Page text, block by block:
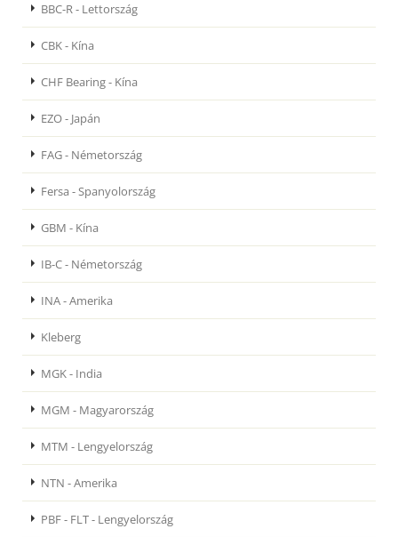
BBC-R - Lettország
CBK - Kína
CHF Bearing - Kína
EZO - Japán
FAG - Németország
Fersa - Spanyolország
GBM - Kína
IB-C - Németország
INA - Amerika
Kleberg
MGK - India
MGM - Magyarország
MTM - Lengyelország
NTN - Amerika
PBF - FLT - Lengyelország